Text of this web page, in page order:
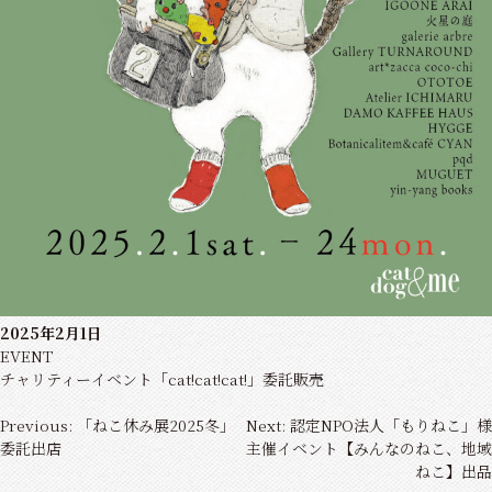
2025年2月1日
EVENT
チャリティーイベント「cat!cat!cat!」委託販売
投
稿
Previous:
「ねこ休み展2025冬」
委託出店
Next: 認定NPO法人「もりねこ」様
主催イベント【みんなのねこ、地域
ねこ】出品